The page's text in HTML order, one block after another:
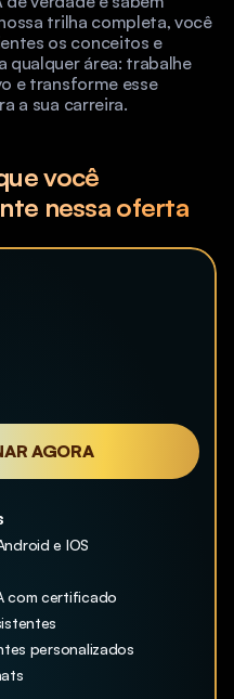
trilha completa, você
os conceitos e
qualquer área: trabalhe
e transforme esse
a sua carreira.
você
nessa oferta
AGORA
e IOS
com certificado
personalizados